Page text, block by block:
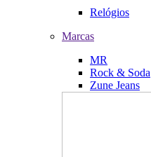
Relógios
Marcas
MR
Rock & Soda
Zune Jeans